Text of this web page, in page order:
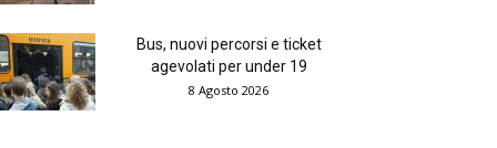
Bus, nuovi percorsi e ticket
agevolati per under 19
8 Agosto 2026